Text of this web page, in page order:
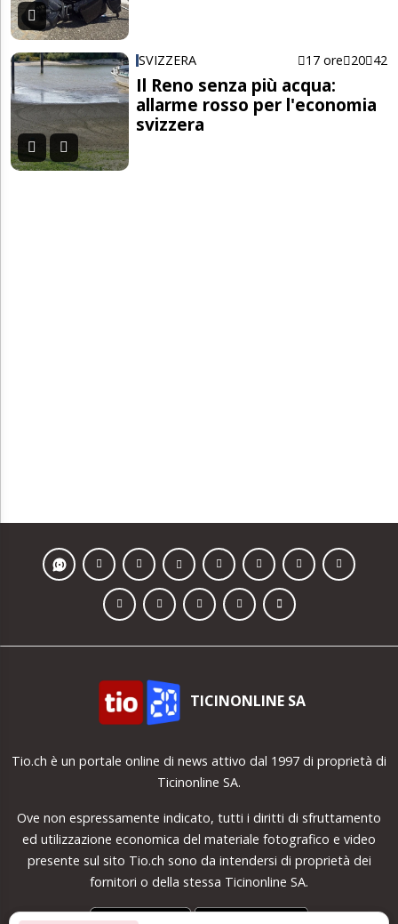
SVIZZERA 17 ore 20 42
Il Reno senza più acqua:
allarme rosso per l'economia
svizzera
TICINONLINE SA
Tio.ch è un portale online di news attivo dal 1997 di proprietà di
Ticinonline SA.
Ove non espressamente indicato, tutti i diritti di sfruttamento
ed utilizzazione economica del materiale fotografico e video
presente sul sito Tio.ch sono da intendersi di proprietà dei
fornitori o della stessa Ticinonline SA.